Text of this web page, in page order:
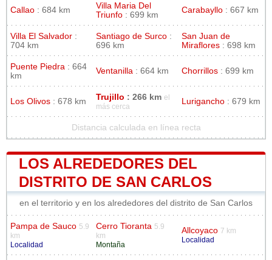
Callao : 684 km
Villa Maria Del
Triunfo : 699 km
Carabayllo : 667 km
Villa El Salvador :
704 km
Santiago de Surco :
696 km
San Juan de
Miraflores : 698 km
Puente Piedra : 664
km
Ventanilla : 664 km Chorrillos : 699 km
Los Olivos : 678 km Trujillo : 266 km el
más cerca
Lurigancho : 679 km
Distancia calculada en línea recta
LOS ALREDEDORES DEL
DISTRITO DE SAN CARLOS
en el territorio y en los alrededores del distrito de San Carlos
Pampa de Sauco 5.9
km
Localidad
Cerro Tioranta 5.9
km
Montaña
Allcoyaco 7 km
Localidad